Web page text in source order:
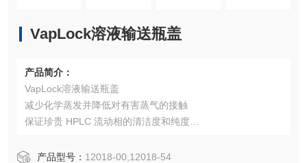
VapLock溶液输送瓶盖
产品简介：
VapLock溶液输送瓶盖
减少化学蒸发并降低对有害蒸气的接触
保证珍贵 HPLC 流动相的清洁度和纯度
快速更换溶剂，便于防止在拆卸或附装瓶盖时管道发生扭曲
产品型号： 12018-00,12018-54